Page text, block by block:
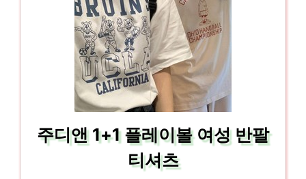
주디앤 1+1 플레이볼 여성 반팔
티셔츠